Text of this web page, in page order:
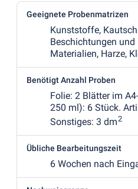
Geeignete Probenmatrizen
Kunststoffe,
Beschichtungen
Materialien, Harze,
Benötigt Anzahl Proben
Folie: 2 Blätter im
250 ml): 6 Stück.
Sonstiges: 3 dm2
Übliche Bearbeitungszeit
6 Wochen nach